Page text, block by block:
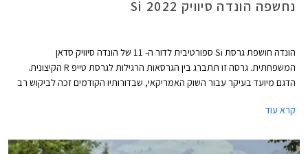
נחשפה הונדה סיוויק Si 2022
הונדה חושפת גרסת Si ספורטיבית לדור ה- 11 של הונדה סיוויק סדאן
המשפחתית. גרסה זו תתברג בין הגרסאות הרגילות לגרסת טייפ R הקיצונית.
הדגם מיועד בעיקר עבור השוק האמריקאי, שבדורותיו הקודמים זכה לביקוש רב
קרא עוד